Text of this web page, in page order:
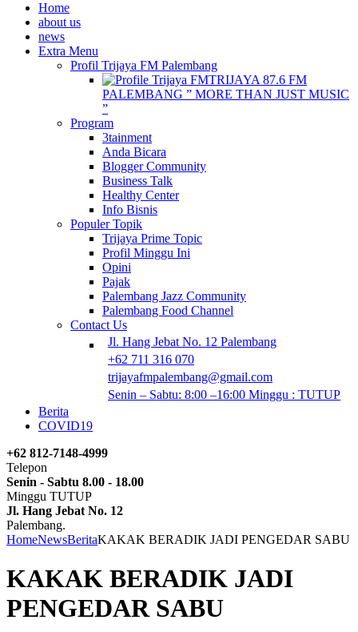
Home
about us
news
Extra Menu
Profil Trijaya FM Palembang
TRIJAYA 87.6 FM
PALEMBANG ” MORE THAN JUST MUSIC
”
Program
3tainment
Anda Bicara
Blogger Community
Business Talk
Healthy Center
Info Bisnis
Populer Topik
Trijaya Prime Topic
Profil Minggu Ini
Opini
Pajak
Palembang Jazz Community
Palembang Food Channel
Contact Us
Jl. Hang Jebat No. 12 Palembang
+62 711 316 070
trijayafmpalembang@gmail.com
Senin – Sabtu: 8:00 –16:00 Minggu : TUTUP
Berita
COVID19
+62 812-7148-4999
Telepon
Senin - Sabtu 8.00 - 18.00
Minggu TUTUP
Jl. Hang Jebat No. 12
Palembang.
HomeNewsBeritaKAKAK BERADIK JADI PENGEDAR SABU
KAKAK BERADIK JADI
PENGEDAR SABU